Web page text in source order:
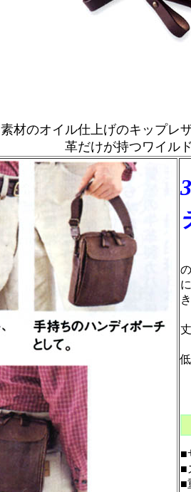
素材のオイル仕上げのキップレ
革だけが持つワイル
■
■
■